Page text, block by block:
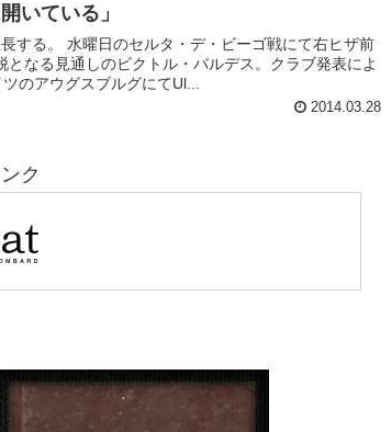
いている」
する。 水曜日のセルタ・デ・ビーゴ戦にて右ヒザ前
なる見通しのビクトル・バルデス。クラブ発表によ
のアウグスブルグにてUl...
2014.03.28
ク